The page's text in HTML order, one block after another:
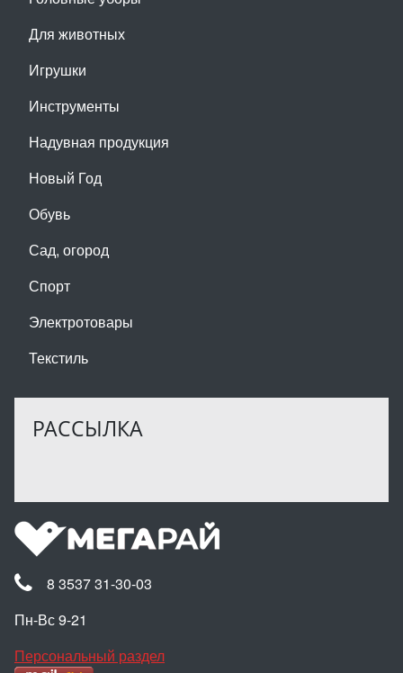
Для животных
Игрушки
Инструменты
Надувная продукция
Новый Год
Обувь
Сад, огород
Спорт
Электротовары
Текстиль
РАССЫЛКА
8 3537 31-30-03
Пн-Вс 9-21
Персональный раздел